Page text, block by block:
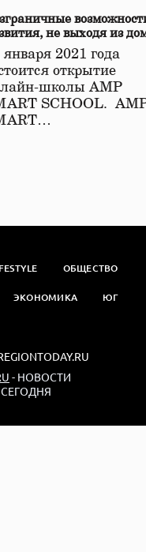
не выходя из
января 2021 года
открытие
школы АМР
SCHOOL.
ОБЩЕСТВО
ЭКОНОМИКА ЮГ
- НОВОСТИ